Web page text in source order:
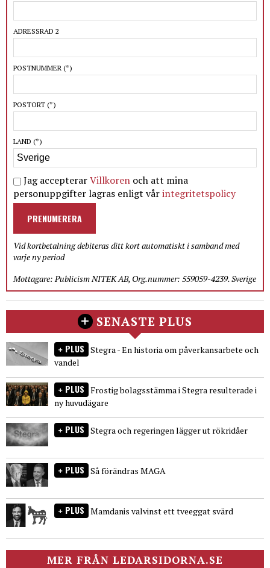
ADRESSRAD 2
POSTNUMMER (*)
POSTORT (*)
LAND (*)
Jag accepterarVillkoren och att mina
personuppgifter lagras enligt vårintegritetspolicy
PRENUMERERA
Vid kortbetalning debiteras ditt kort automatiskt i samband med
varje ny period
Mottagare: Publicism NITEK AB, Org.nummer: 559059-4239. Sverige
SENASTE PLUS
PLUS Stegra - En historia om påverkansarbete och
vandel
PLUS Frostig bolagsstämma i Stegra resulterade i
ny huvudägare
PLUS Stegra och regeringen lägger ut rökridåer
PLUS Så förändras MAGA
PLUS Mamdanis valvinst ett tveeggat svärd
MER FRÅN LEDARSIDORNA.SE